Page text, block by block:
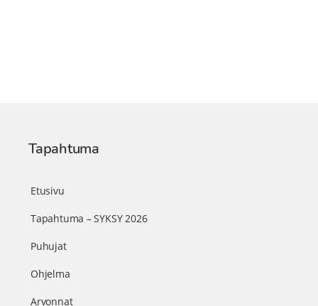
Tapahtuma
Etusivu
Tapahtuma – SYKSY 2026
Puhujat
Ohjelma
Arvonnat